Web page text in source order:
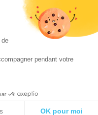
de
pendant votre
OK pour moi